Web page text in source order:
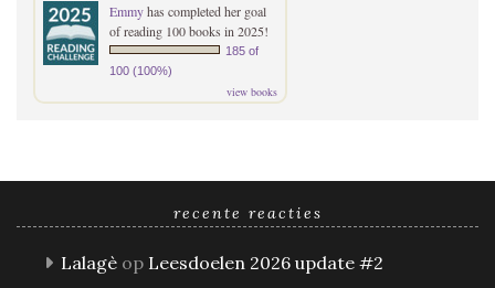
Emmyhas completed her goal
of reading 100 books in 2025!
185 of
100 (100%)
view books
recente reacties
Lalagè op Leesdoelen 2026 update #2